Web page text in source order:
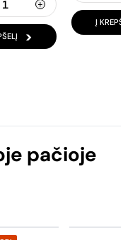
Į KREPŠELĮ
pačioje